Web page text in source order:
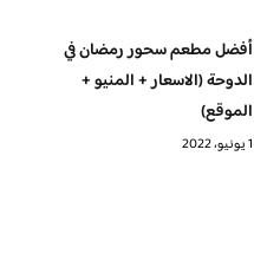
أفضل مطعم سحور رمضان في
الدوحة (الاسعار + المنيو +
الموقع)
1 يونيو، 2022